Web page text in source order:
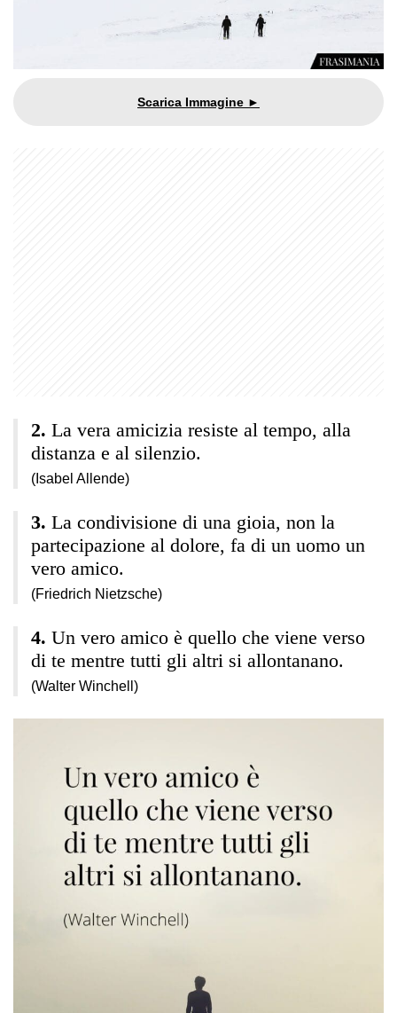
La vera amicizia resiste al tempo, alla
distanza e al silenzio.
(Isabel Allende)
La condivisione di una gioia, non la
partecipazione al dolore, fa di un uomo un
vero amico.
(Friedrich Nietzsche)
Un vero amico è quello che viene verso
di te mentre tutti gli altri si allontanano.
(Walter Winchell)